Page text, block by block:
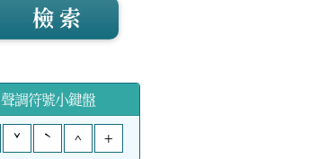
檢 索
聲調符號小鍵盤
ˇ ˋ ^ +